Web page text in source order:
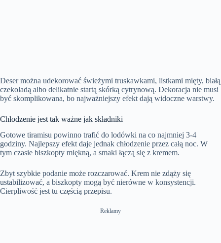
Deser można udekorować świeżymi truskawkami, listkami mięty, białą
czekoladą albo delikatnie startą skórką cytrynową. Dekoracja nie musi
być skomplikowana, bo najważniejszy efekt dają widoczne warstwy.
Chłodzenie jest tak ważne jak składniki
Gotowe tiramisu powinno trafić do lodówki na co najmniej 3-4
godziny. Najlepszy efekt daje jednak chłodzenie przez całą noc. W
tym czasie biszkopty miękną, a smaki łączą się z kremem.
Zbyt szybkie podanie może rozczarować. Krem nie zdąży się
ustabilizować, a biszkopty mogą być nierówne w konsystencji.
Cierpliwość jest tu częścią przepisu.
Reklamy